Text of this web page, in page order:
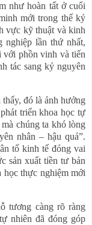
như hoàn tất ở cuối
mới trong thế kỷ
vực kỹ thuật và kinh
nghiệp lần thứ nhất,
với phồn vinh và tiến
tác sang kỷ nguyên
đó là ảnh hưởng
triển khoa học tự
chúng ta khó lòng
nhân – hậu quả”.
tố kinh tế đóng vai
sản xuất tiền tư bản
học thực nghiệm mới
tương càng rõ ràng
nhiên đã đóng góp